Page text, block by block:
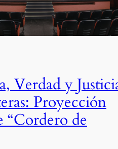
Verdad y
Proyección
“Cordero de